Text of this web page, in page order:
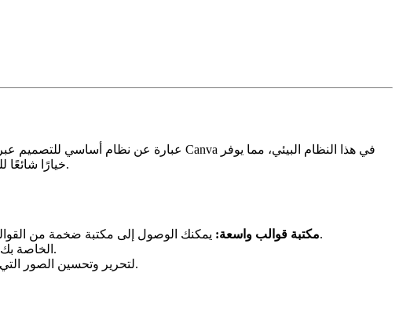
طريقة ملائمة لإنشاء صور مرئية مدعومة بالذكاء الاصطناعي داخل بيئة مألوفة. يُعد مُنشئ الصور في Canva خيارًا شائعًا للعديد من المستخدمين.
مكتبة قوالب واسعة:يمكنك الوصول إلى مكتبة ضخمة من القوالب المصممة مسبقًا لأغراض مختلفة، بما في ذلك منشورات وسائل التواصل الاجتماعي والعروض التقديمية والمواد التسويقية.
يمكنك دمج الصور التي تم إنشاؤها بواسطة الذكاء الاصطناعي بسلاسة في تصميمات Canva الخاصة بك.
استخدم مجموعة أدوات التصميم الشاملة في Canva لتحرير وتحسين الصور التي تم إنشاؤها بواسطة الذكاء الاصطناعي.